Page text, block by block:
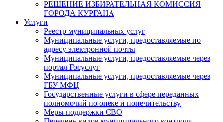
РЕШЕНИЕ ИЗБИРАТЕЛЬНАЯ КОМИССИЯ
ГОРОДА КУРГАНА
Услуги
Реестр муниципальных услуг
Муниципальные услуги, предоставляемые по
адресу электронной почты
Муниципальные услуги, предоставляемые через
портал Госуслуг
Муниципальные услуги, предоставляемые через
ГБУ МФЦ
Государственные услуги в сфере переданных
полномочий по опеке и попечительству
Меры поддержки СВО